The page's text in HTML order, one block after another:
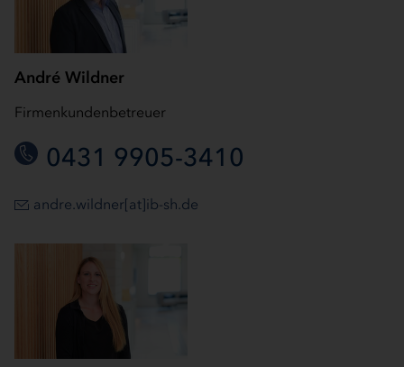
André Wildner
Firmenkundenbetreuer
0431 9905-3410
andre.wildner[at]ib-sh.de